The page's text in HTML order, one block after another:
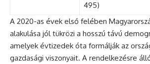
495)
A 2020-as évek első felében
alakulása jól tükrözi a hosszú távú
amelyek évtizedek óta formálják az
gazdasági viszonyait. A rendelkezésre